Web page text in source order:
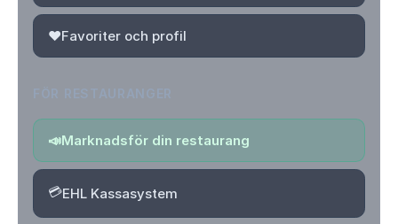
❤️Favoriter och profil
📣Marknadsför din restaurang
💳EHL Kassasystem